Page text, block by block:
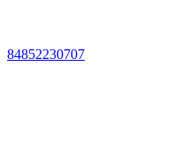
84852230707